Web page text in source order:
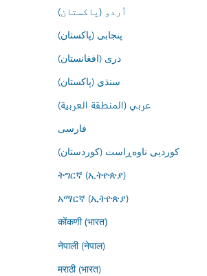
اُردو (پاکستان)
پنجابی (پاکستان)
درى (افغانستان)
سنڌي (پاکستان)
عربي (المنطقة العربية)
فارسى
کوردیی ناوەڕاست (کوردستان)
ትግርኛ (ኢትዮጵያ)
አማርኛ (ኢትዮጵያ)
कोंकणी (भारत)
नेपाली (नेपाल)
मराठी (भारत)